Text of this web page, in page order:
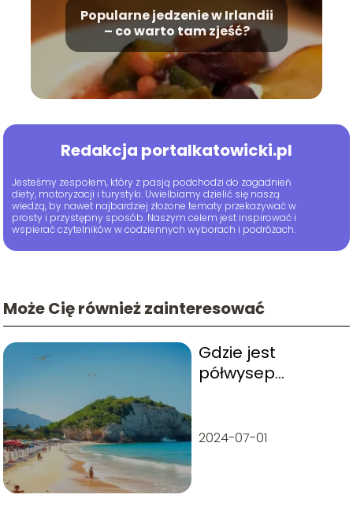
Popularne jedzenie w Irlandii
– co warto tam zjeść?
Redakcja portalkatowicki.pl
Jesteśmy zespołem, który z pasją podchodzi do zagadnień
diety, motoryzacji i turystyki. Uwielbiamy dzielić się naszą
wiedzą, by nawet najbardziej złożone tematy przekazywać w
prosty i przystępny sposób. Naszym celem jest inspirować i
wspierać czytelników w codziennych wyborach i podróżach.
Może Cię również zainteresować
Gdzie jest
półwysep
atrakcje
2024-07-01